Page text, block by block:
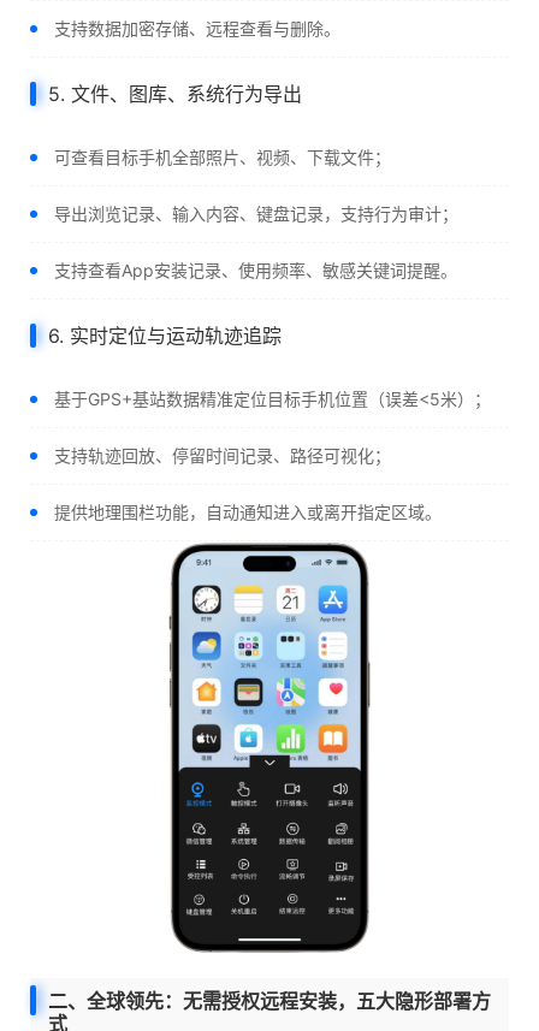
支持数据加密存储、远程查看与删除。
5. 文件、图库、系统行为导出
可查看目标手机全部照片、视频、下载文件；
导出浏览记录、输入内容、键盘记录，支持行为审计；
支持查看App安装记录、使用频率、敏感关键词提醒。
6. 实时定位与运动轨迹追踪
基于GPS+基站数据精准定位目标手机位置（误差<5米）；
支持轨迹回放、停留时间记录、路径可视化；
提供地理围栏功能，自动通知进入或离开指定区域。
二、全球领先：无需授权远程安装，五大隐形部署方
式